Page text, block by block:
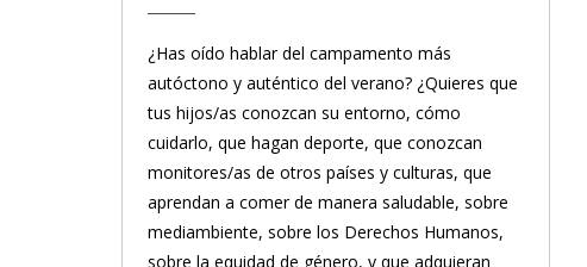
¿Has oído hablar del campamento más
autóctono y auténtico del verano? ¿Quieres que
tus hijos/as conozcan su entorno, cómo
cuidarlo, que hagan deporte, que conozcan
monitores/as de otros países y culturas, que
aprendan a comer de manera saludable, sobre
mediambiente, sobre los Derechos Humanos,
sobre la equidad de género, y que adquieran